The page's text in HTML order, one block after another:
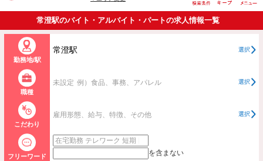
常澄駅のバイト・アルバイト・パートの求人情報一覧
勤務地/駅
常澄駅 選択
職種
未設定 例）食品、事務、アパレル 選択
こだわり
雇用形態、給与、特徴、その他 選択
フリーワード を含まない